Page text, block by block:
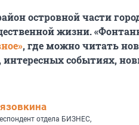
островной части
жизни.
, где можно читать
событиях,
отдела БИЗНЕС,